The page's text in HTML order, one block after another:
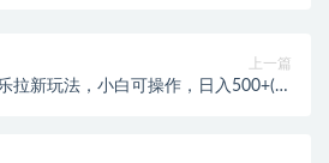
上一篇
拉新玩法，小白可操作，日入500+(资